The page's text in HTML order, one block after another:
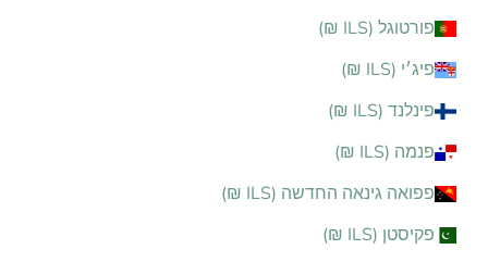
פורטוגל (ILS ₪)
פיג׳י (ILS ₪)
פינלנד (ILS ₪)
פנמה (ILS ₪)
פפואה גינאה החדשה (ILS ₪)
פקיסטן (ILS ₪)